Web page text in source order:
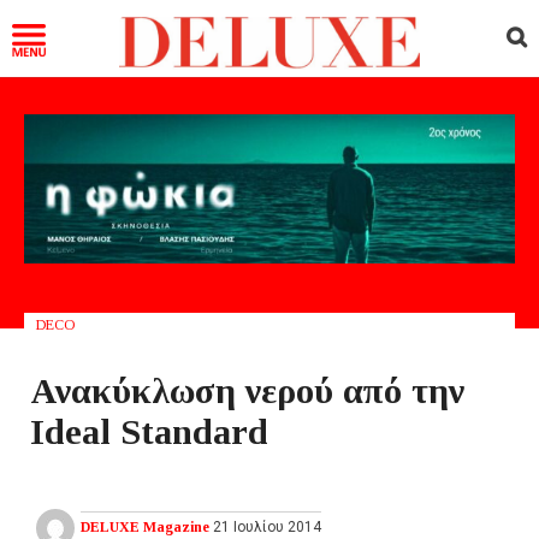
DECO
Ανακύκλωση νερού από την
Ideal Standard
DELUXE Magazine 21 Ιουλίου 2014